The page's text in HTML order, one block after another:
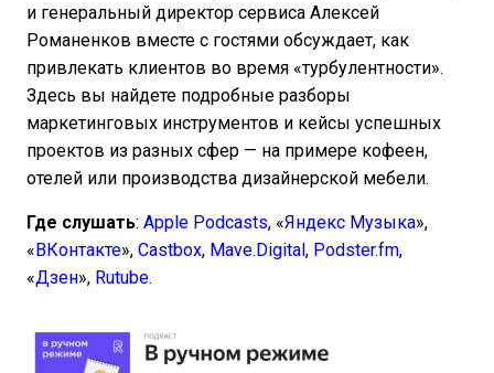
и генеральный директор сервиса Алексей
Романенков вместе с гостями обсуждает, как
привлекать клиентов во время «турбулентности».
Здесь вы найдете подробные разборы
маркетинговых инструментов и кейсы успешных
проектов из разных сфер — на примере кофеен,
отелей или производства дизайнерской мебели.
Где слушать: Apple Podcasts, «Яндекс Музыка»,
«ВКонтакте», Castbox, Mave.Digital, Podster.fm,
«Дзен», Rutube.